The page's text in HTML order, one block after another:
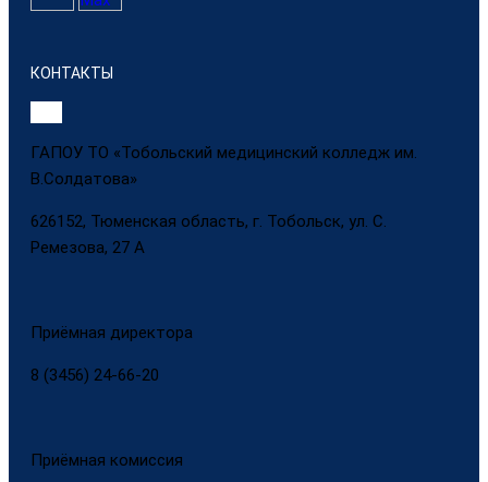
КОНТАКТЫ
ГАПОУ ТО «Тобольский медицинский колледж им.
В.Солдатова»
626152, Тюменская область, г. Тобольск, ул. С.
Ремезова, 27 А
Приёмная директора
8 (3456) 24-66-20
Приёмная комиссия